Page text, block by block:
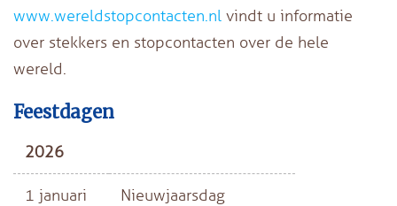
www.wereldstopcontacten.nl vindt u informatie
over stekkers en stopcontacten over de hele
wereld.
Feestdagen
2026
1 januari Nieuwjaarsdag